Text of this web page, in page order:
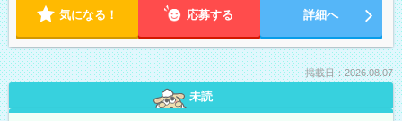
気になる！ 応募する 詳細へ
掲載日：2026.08.07
未読